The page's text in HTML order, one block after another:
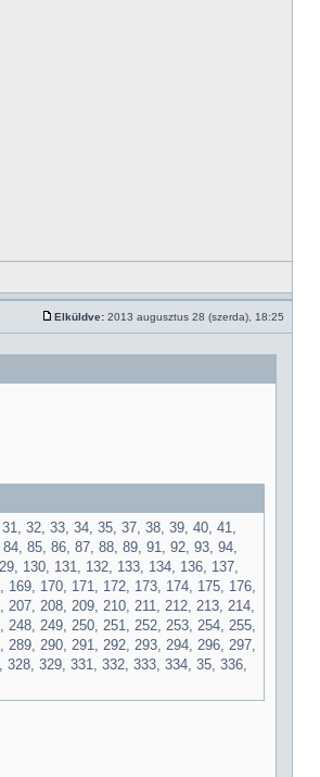
Elküldve: 2013 augusztus 28 (szerda), 18:25
32, 33, 34, 35, 37, 38, 39, 40, 41,
85, 86, 87, 88, 89, 91, 92, 93, 94,
130, 131, 132, 133, 134, 136, 137,
170, 171, 172, 173, 174, 175, 176,
208, 209, 210, 211, 212, 213, 214,
249, 250, 251, 252, 253, 254, 255,
290, 291, 292, 293, 294, 296, 297,
329, 331, 332, 333, 334, 35, 336,